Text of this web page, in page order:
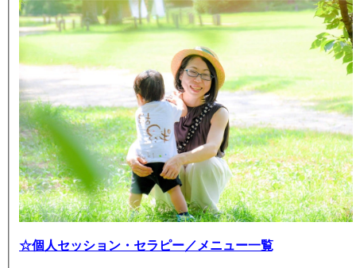
☆個人セッション・セラピー／メニュー一覧